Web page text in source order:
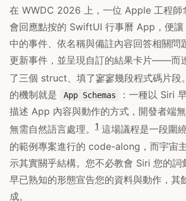
在 WWDC 2026 上，一位 Apple 工程師
會回應點按的 SwiftUI 行事曆 App，便
中的事件、依名稱與備註內容回答相關問
更新事件，並呈現自訂的結果卡片——而
了三個 struct、填了寥寥幾段程式碼片段。
的機制就是
App Schemas
：一種以 Siri
描述 App 內容與動作的方式，開發者端
無需自然語言處理。
1 這場議程是一段圍
的範例專案進行的 code-along，而宇宙
示其實關乎結構。您不必教會 Siri 您的詞
早已熟知的形態宣告您的資料與動作，其
成。